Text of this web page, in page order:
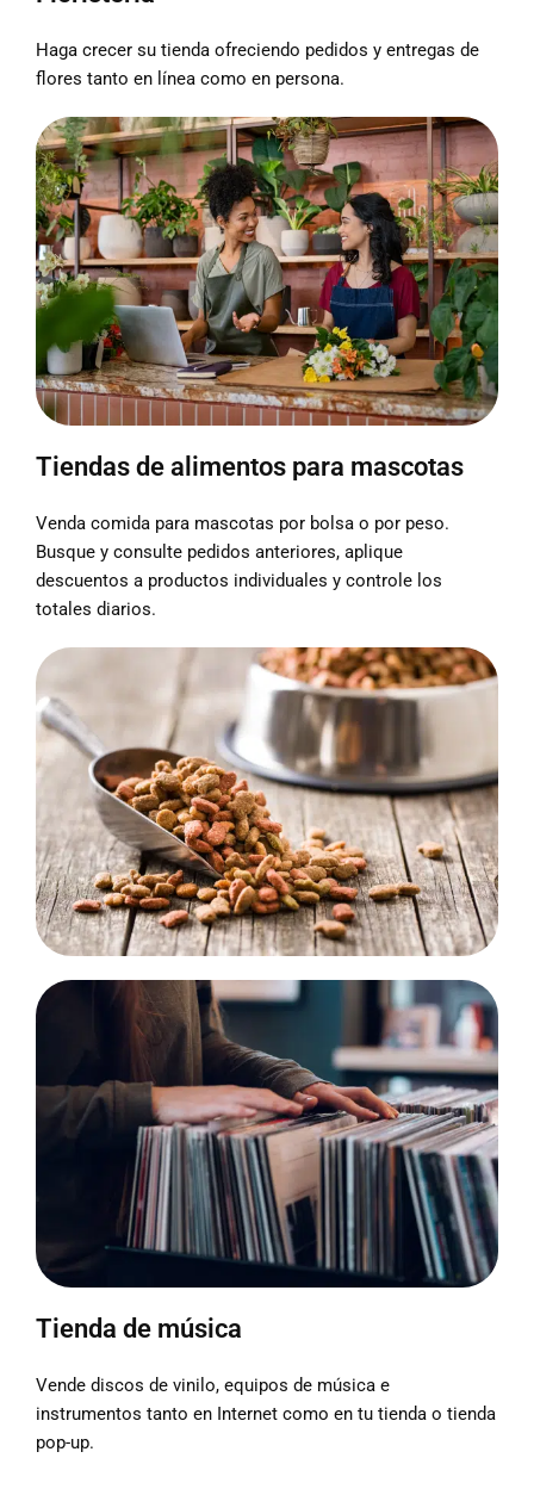
Haga crecer su tienda ofreciendo pedidos y entregas de
flores tanto en línea como en persona.
Tiendas de alimentos para mascotas
Venda comida para mascotas por bolsa o por peso.
Busque y consulte pedidos anteriores, aplique
descuentos a productos individuales y controle los
totales diarios.
Tienda de música
Vende discos de vinilo, equipos de música e
instrumentos tanto en Internet como en tu tienda o tienda
pop-up.